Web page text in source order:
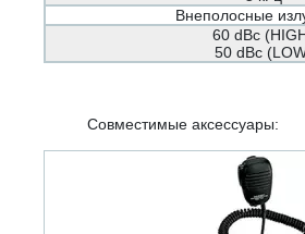
Внеполосные
60 dBc
50 dBc
Совместимые аксессуары: